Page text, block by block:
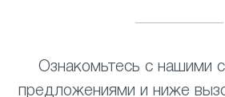
Ознакомьтесь с нашими
предложениями и ниже